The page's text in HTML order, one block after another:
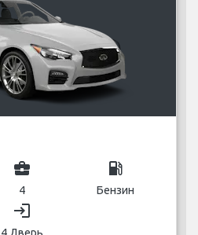
business_center
4
local_gas_station
Бензин
login